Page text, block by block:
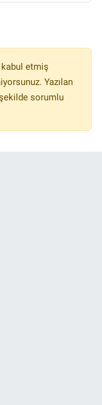
kabul etmiş
Yazılan
sorumlu